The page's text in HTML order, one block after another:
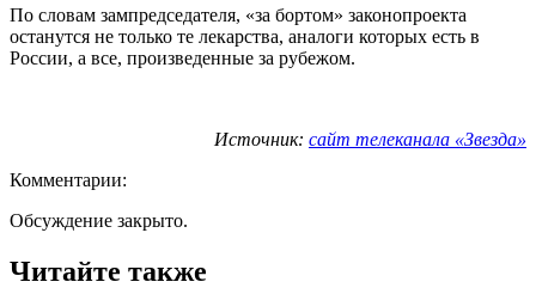
По словам зампредседателя, «за бортом» законопроекта
останутся не только те лекарства, аналоги которых есть в
России, а все, произведенные за рубежом.
Источник: сайт телеканала «Звезда»
Комментарии:
Обсуждение закрыто.
Читайте также